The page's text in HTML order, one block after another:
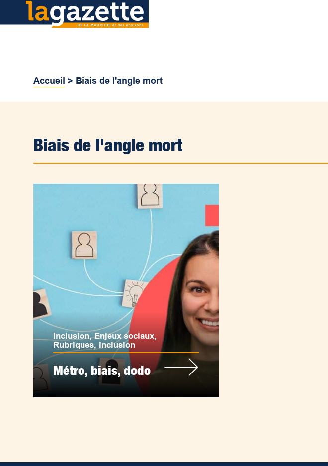
Accueil > Biais de l'angle mort
Biais de l'angle mort
Inclusion,Enjeux sociaux,
Rubriques, Inclusion
Métro, biais, dodo